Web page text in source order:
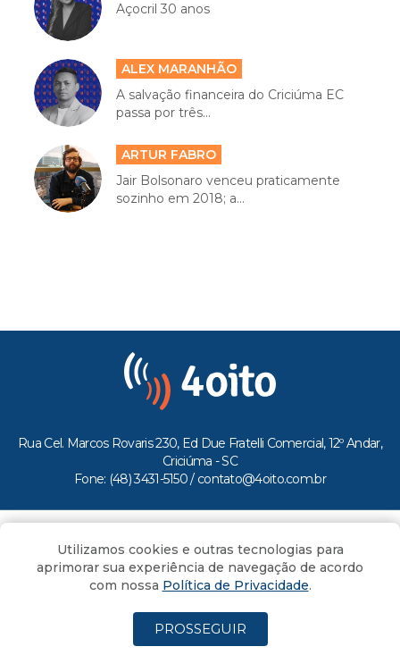
Açocril 30 anos
ALEX MARANHÃO
A salvação financeira do Criciúma EC
passa por três...
ARTUR FABRO
Jair Bolsonaro venceu praticamente
sozinho em 2018; a...
Rua Cel. Marcos Rovaris 230, Ed Due Fratelli Comercial, 12º Andar,
Criciúma - SC
Fone: (48) 3431-5150 / contato@4oito.com.br
Todos os direitos reservados ao Portal 4oito
Utilizamos cookies e outras tecnologias para
aprimorar sua experiência de navegação de acordo
com nossa Política de Privacidade.
PROSSEGUIR